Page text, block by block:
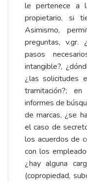
le pertenece a
propietario, si
Asimismo,
preguntas,
pasos
intangible?,
¿las solicitudes
tramitación?;
informes de
de marcas, ¿se
el caso de
los acuerdos de
con los
¿hay alguna
(copropiedad,